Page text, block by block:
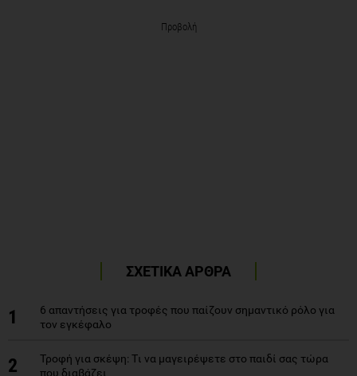
Προβολή
ΣΧΕΤΙΚΑ ΑΡΘΡΑ
1
6 απαντήσεις για τροφές που παίζουν σημαντικό ρόλο για
τον εγκέφαλο
2
Τροφή για σκέψη: Tι να μαγειρέψετε στο παιδί σας τώρα
που διαβάζει